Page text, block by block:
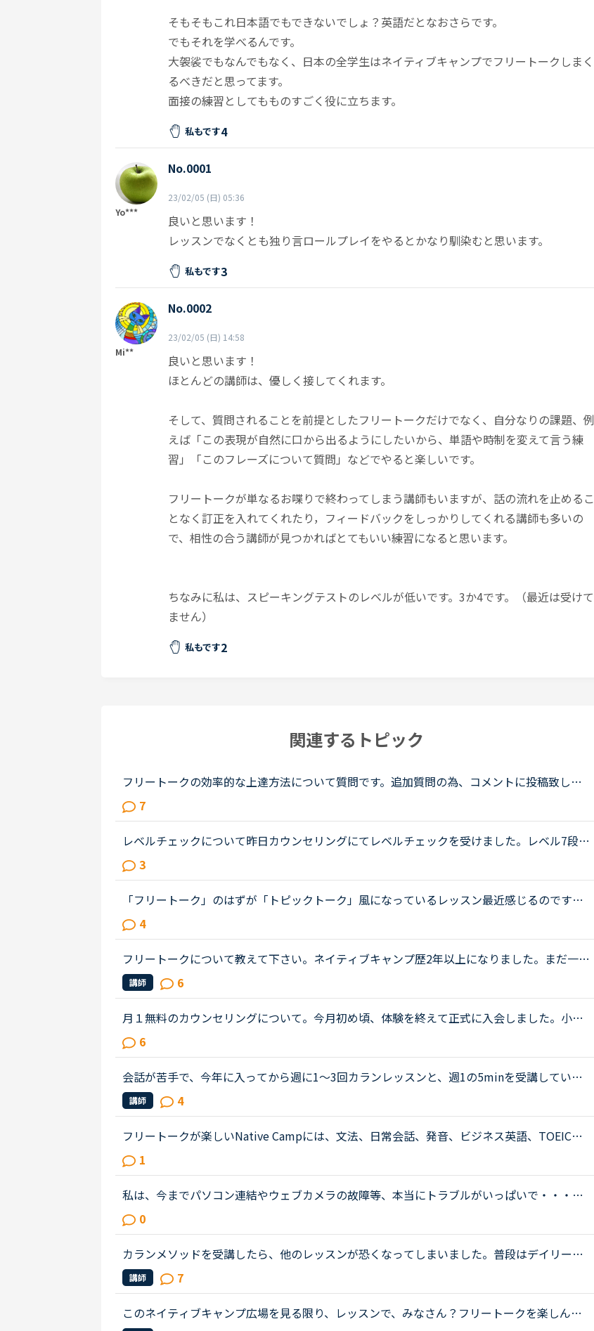
そもそもこれ日本語でもできないでしょ？英語だとなおさらです。
でもそれを学べるんです。
大袈裟でもなんでもなく、日本の全学生はネイティブキャンプでフリートークしまく
るべきだと思ってます。
面接の練習としてもものすごく役に立ちます。
私もです4
Yo***
No.0001
23/02/05 (日) 05:36
良いと思います！
レッスンでなくとも独り言ロールプレイをやるとかなり馴染むと思います。
私もです3
Mi**
No.0002
23/02/05 (日) 14:58
良いと思います！
ほとんどの講師は、優しく接してくれます。
そして、質問されることを前提としたフリートークだけでなく、自分なりの課題、例
えば「この表現が自然に口から出るようにしたいから、単語や時制を変えて言う練
習」「このフレーズについて質問」などでやると楽しいです。
フリートークが単なるお喋りで終わってしまう講師もいますが、話の流れを止めるこ
となく訂正を入れてくれたり，フィードバックをしっかりしてくれる講師も多いの
で、相性の合う講師が見つかればとてもいい練習になると思います。
ちなみに私は、スピーキングテストのレベルが低いです。3か4です。（最近は受けて
ません）
私もです2
関連するトピック
フリートークの効率的な上達方法について質問です。追加質問の為、コメントに投稿致しま
した。私はこれまで、Callan、SIDE by SIDE、文法等インプット中心の教材で約1年ほど受講
してきましたが、今後はフリートー...
7
レベルチェックについて昨日カウンセリングにてレベルチェックを受けました。レベル7段階
のうちレベル3だと言われちょっとショックを受けています。1年以上やってこのレベルなん
だと。そしてカウンセラーの方に今...
3
「フリートーク」のはずが「トピックトーク」風になっているレッスン最近感じるのです
が、フリートークをトピックトークのような内容で推し進める講師が多いと感じます。(自分
が今まで気がつかなかったからであっ...
4
フリートークについて教えて下さい。ネイティブキャンプ歴2年以上になりました。まだ一回
も怖くてフリートークのみが選べません。いつもは、カラン、文法中級、side by sideをして
います。フリートークに興味はあ...
講師 6
月１無料のカウンセリングについて。今月初め頃、体験を終えて正式に入会しました。小１
の子供ですが、プリスクールに通っていたのでそこそこ話せます。が、子供なので果してど
こまで文法など理解しているのかわ...
6
会話が苦手で、今年に入ってから週に1〜3回カランレッスンと、週1の5minを受講していま
す。カランは1から始めレベル3、5minは日本人の先生で、私の言いたいことをくみ取ってく
れながら、なんとか進めているという...
講師 4
フリートークが楽しいNative Campには、文法、日常会話、発音、ビジネス英語、TOEICな
ど様々なレッスンメニューが準備されていますね。レッスンメニューの一つにフリートーク
があります。内容は、「講師とフリー...
1
私は、今までパソコン連結やウェブカメラの故障等、本当にトラブルがいっぱいで・・・で
も、ネイティブキャンプの方々から、たった一度も気分の悪い対応を受けたことがありませ
ん。買ったばかりのウェブカメラ故...
0
カランメソッドを受講したら、他のレッスンが恐くなってしまいました。普段はデイリーニ
ュースと5分間ディスカッションを中心に、補強したいところは文法教材を受けています。講
師の方の言葉はたぶん半分くらいし...
講師 7
このネイティブキャンプ広場を見る限り、レッスンで、みなさん？フリートークを楽しんだ